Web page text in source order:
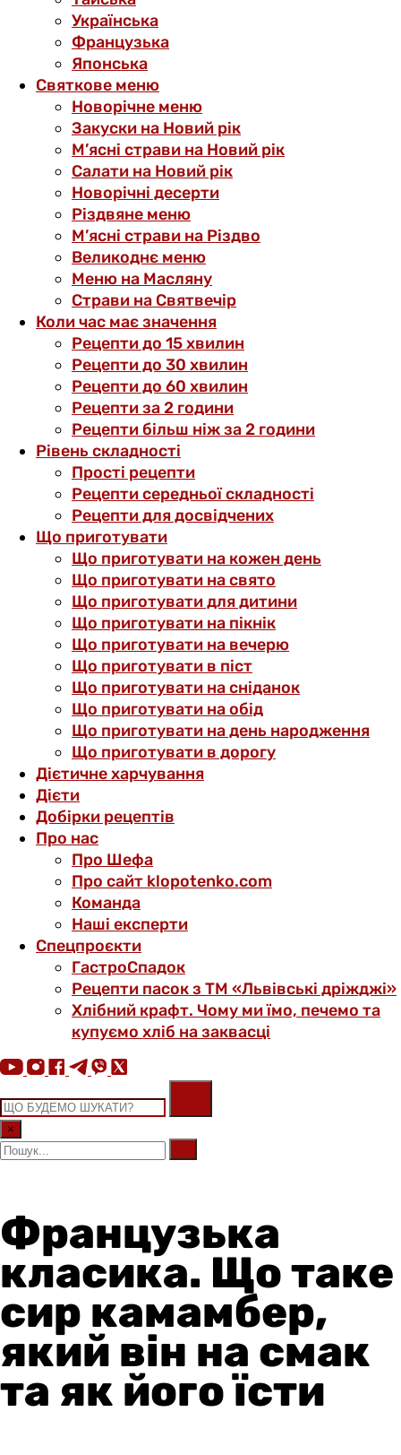
Українська
Французька
Японська
Святкове меню
Новорічне меню
Закуски на Новий рік
М’ясні страви на Новий рік
Салати на Новий рік
Новорічні десерти
Різдвяне меню
М’ясні страви на Різдво
Великоднє меню
Меню на Масляну
Страви на Святвечір
Коли час має значення
Рецепти до 15 хвилин
Рецепти до 30 хвилин
Рецепти до 60 хвилин
Рецепти за 2 години
Рецепти більш ніж за 2 години
Рівень складності
Прості рецепти
Рецепти середньої складності
Рецепти для досвідчених
Що приготувати
Що приготувати на кожен день
Що приготувати на свято
Що приготувати для дитини
Що приготувати на пікнік
Що приготувати на вечерю
Що приготувати в піст
Що приготувати на сніданок
Що приготувати на обід
Що приготувати на день народження
Що приготувати в дорогу
Дієтичне харчування
Дієти
Добірки рецептів
Про нас
Про Шефа
Про сайт klopotenko.com
Команда
Наші експерти
Спецпроєкти
ГастроСпадок
Рецепти пасок з ТМ «Львівські дріжджі»
Хлібний крафт. Чому ми їмо, печемо та
купуємо хліб на заквасці
×
Французька
класика. Що таке
сир камамбер,
який він на смак
та як його їсти